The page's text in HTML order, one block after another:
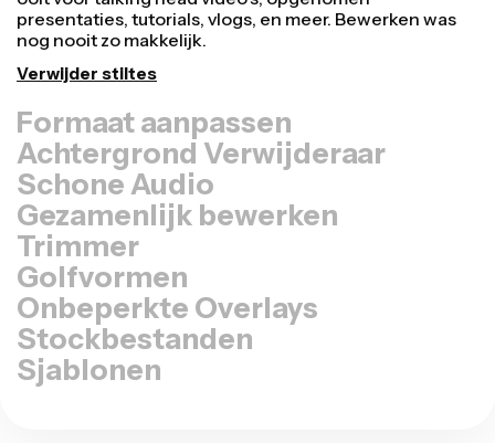
Achtergrond Verwijderaar
Schone Audio
Gezamenlijk bewerken
Trimmer
Golfvormen
Onbeperkte Overlays
Stockbestanden
Sjablonen